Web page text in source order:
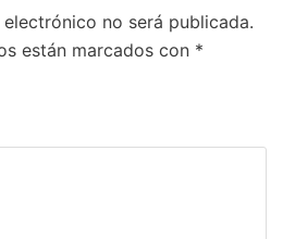
no será publicada.
están marcados con *